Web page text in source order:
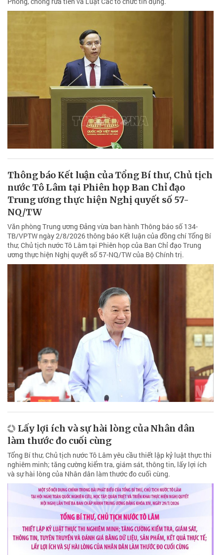
Thông báo Kết luận của Tổng Bí thư, Chủ tịch
nước Tô Lâm tại Phiên họp Ban Chỉ đạo
Trung ương thực hiện Nghị quyết số 57-
NQ/TW
Văn phòng Trung ương Đảng vừa ban hành Thông báo số 134-
TB/VPTW ngày 2/8/2026 thông báo Kết luận của đồng chí Tổng Bí
thư, Chủ tịch nước Tô Lâm tại Phiên họp của Ban Chỉ đạo Trung
ương thực hiện Nghị quyết số 57-NQ/TW của Bộ Chính trị.
Lấy lợi ích và sự hài lòng của Nhân dân
làm thước đo cuối cùng
Tổng Bí thư, Chủ tịch nước Tô Lâm yêu cầu thiết lập kỷ luật thực thi
nghiêm minh; tăng cường kiểm tra, giám sát, thông tin, lấy lợi ích
và sự hài lòng của Nhân dân làm thước đo cuối cùng.